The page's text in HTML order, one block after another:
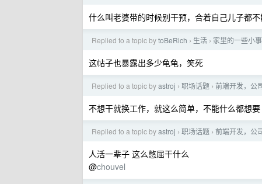
什么叫老婆带的时候别干预，合着自己儿子都
Replied to a topic bytoBeRich › 生活 › 家里的一些小
这帖子也暴露出多少龟龟，笑死
Replied to a topic byastroj › 职场话题 › 前端开发，公
不想干就换工作，就这么简单，不能什么都想要
Replied to a topic byastroj › 职场话题 › 前端开发，公
人活一辈子 这么憋屈干什么
@chouvel